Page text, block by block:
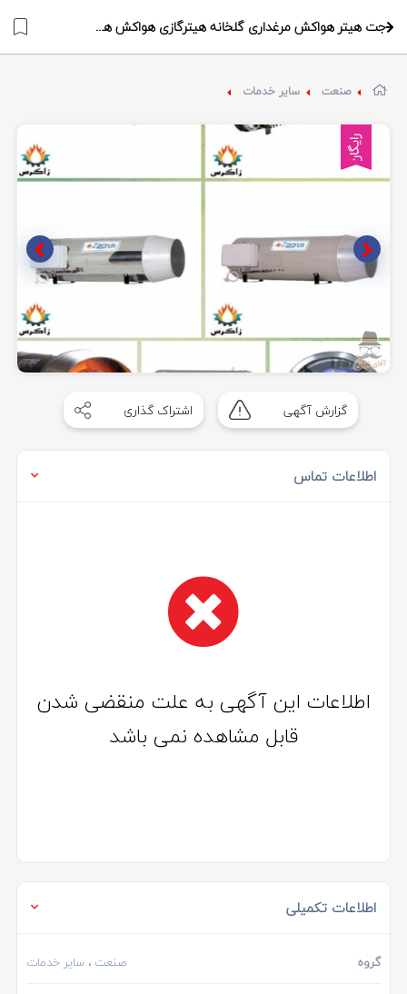
جت هیتر هواکش مرغداری گلخانه هیترگازی هواکش هواکش مرغداری هیتر مرغداری
صنعت سایر خدمات
رایگان
گزارش آگهی اشتراک گذاری
اطلاعات تماس
اطلاعات این آگهی به علت منقضی شدن
قابل مشاهده نمی باشد
اطلاعات تکمیلی
گروه صنعت ، سایر خدمات